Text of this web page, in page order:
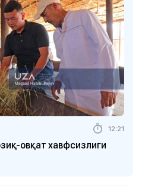
овқат хавфсизлиги
12:21